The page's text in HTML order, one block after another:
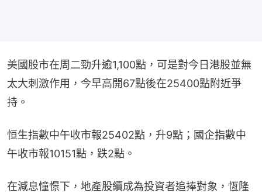
美國股市在周二勁升逾1,100點，可是對今日港股並無
太大刺激作用，今早高開67點後在25400點附近爭
持。
恒生指數中午收市報25402點，升9點；國企指數中
午收市報10151點，跌2點。
在減息憧憬下，地產股續成為投資者追捧對象，恆隆